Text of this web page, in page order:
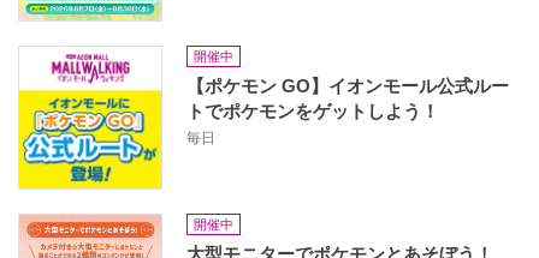
開催中
【ポケモン GO】イオンモール公式ルー
トでポケモンをゲットしよう！
毎日
開催中
大型モニターでポケモンとあそぼう！